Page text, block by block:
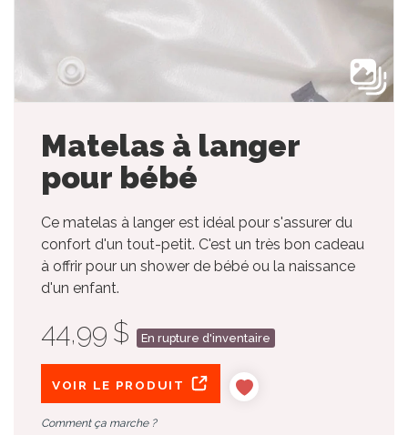
Matelas à langer
pour bébé
Ce matelas à langer est idéal pour s'assurer du
confort d'un tout-petit. C'est un très bon cadeau
à offrir pour un shower de bébé ou la naissance
d'un enfant.
44,99 $ En rupture d'inventaire
VOIR LE PRODUIT
Comment ça marche ?